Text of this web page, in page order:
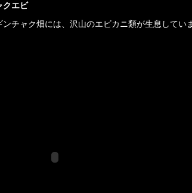
クエビ
チャク畑には、沢山のエビカニ類が生息してい